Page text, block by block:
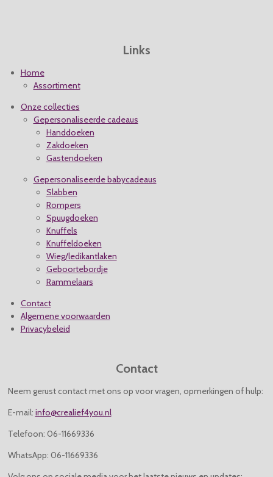
Links
Home
Assortiment
Onze collecties
Gepersonaliseerde cadeaus
Handdoeken
Zakdoeken
Gastendoeken
Gepersonaliseerde babycadeaus
Slabben
Rompers
Spuugdoeken
Knuffels
Knuffeldoeken
Wieg/ledikantlaken
Geboortebordje
Rammelaars
Contact
Algemene voorwaarden
Privacybeleid
Contact
Neem gerust contact met ons op voor vragen, opmerkingen of hulp:
E-mail: info@crealief4you.nl
Telefoon: 06-11669336
WhatsApp: 06-11669336